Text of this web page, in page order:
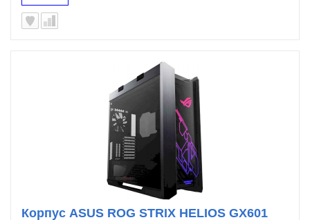
Корпус ASUS ROG STRIX HELIOS GX601